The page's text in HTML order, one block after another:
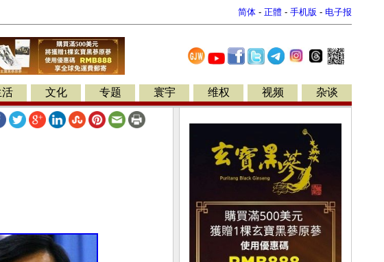
简体 - 正體 - 手机版 - 电子报
文化 专题 寰宇 维权 视频 杂谈